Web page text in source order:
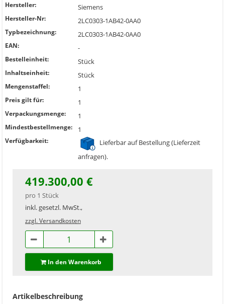
Hersteller: Siemens
Hersteller-Nr: 2LC0303-1AB42-0AA0
Typbezeichnung: 2LC0303-1AB42-0AA0
EAN: -
Bestelleinheit: Stück
Inhaltseinheit: Stück
Mengenstaffel: 1
Preis gilt für: 1
Verpackungsmenge: 1
Mindestbestellmenge: 1
Verfügbarkeit:
Lieferbar auf Bestellung (Lieferzeit
anfragen).
419.300,00 €
pro 1 Stück
inkl. gesetzl. MwSt.,
zzgl. Versandkosten
In den Warenkorb
Artikelbeschreibung